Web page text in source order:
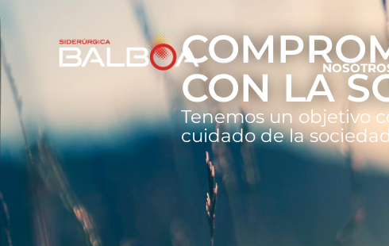
CON LA
Tenemos un objetivo
cuidado de la